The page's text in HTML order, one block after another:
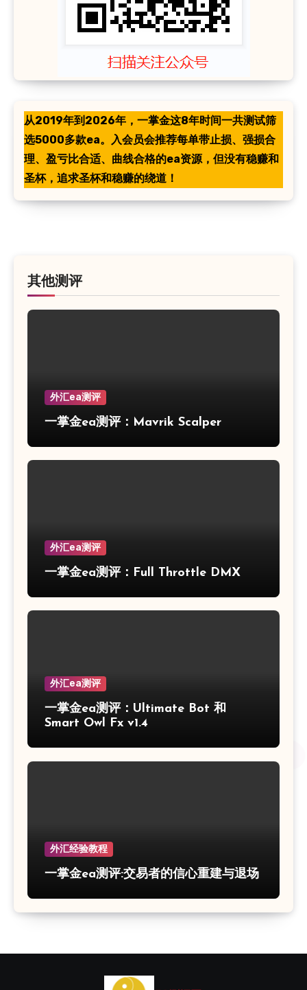
从2019年到2026年，一掌金这8年时间一共测试筛
选5000多款ea。入会员会推荐每单带止损、强损合
理、盈亏比合适、曲线合格的ea资源，但没有稳赚和
圣杯，追求圣杯和稳赚的绕道！
其他测评
外汇ea测评
一掌金ea测评：Mavrik Scalper
外汇ea测评
一掌金ea测评：Full Throttle DMX
外汇ea测评
一掌金ea测评：Ultimate Bot 和
Smart Owl Fx v1.4
外汇经验教程
一掌金ea测评:交易者的信心重建与退场